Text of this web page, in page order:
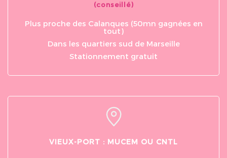
(conseillé)
Plus proche des Calanques (50mn gagnées en
tout)
Dans les quartiers sud de Marseille
Stationnement gratuit
VIEUX-PORT : MUCEM OU CNTL